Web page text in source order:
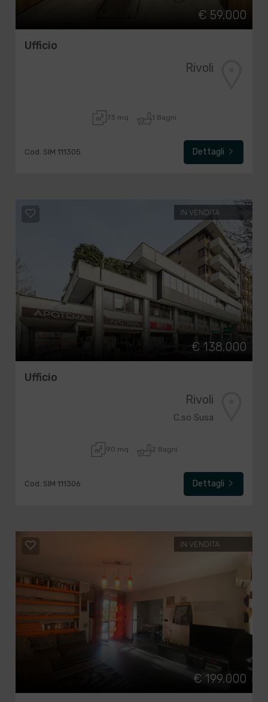
€ 59.000
Ufficio
Rivoli
73 mq 1 Bagni
Cod. SIM 111305 Dettagli
IN VENDITA
€ 138.000
Ufficio
Rivoli
C.so Susa
90 mq 2 Bagni
Cod. SIM 111306 Dettagli
IN VENDITA
€ 199.000